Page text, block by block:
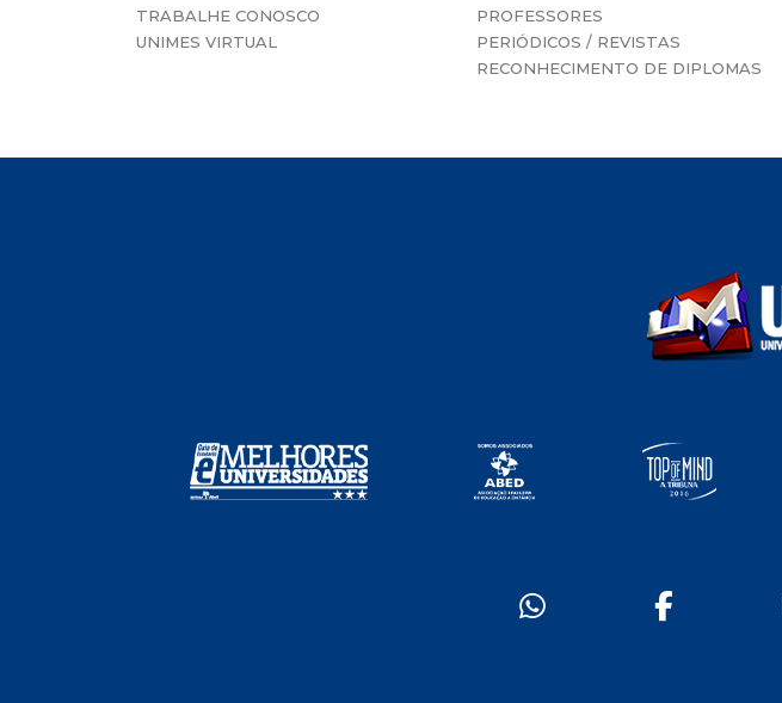
TRABALHE CONOSCO
UNIMES VIRTUAL
PROFESSORES
PERIÓDICOS / REVISTAS
RECONHECIMENTO DE DIPLOMAS